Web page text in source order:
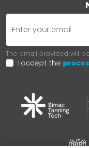
E-mail
The email provided will
I accept the